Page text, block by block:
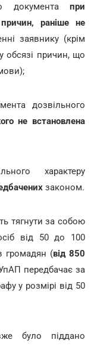
документапри
раніше не
заявнику (крім
обсязі причин, що
дозвільного
не встановлена
характеру
законом.
тягнути за собою
від 50 до 100
громадян (від 850
передбачає за
у розмірі від 50
було піддано